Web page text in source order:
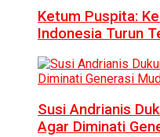
Ketum Puspita:
Indonesia Turun
Susi Andrianis
Agar Diminati